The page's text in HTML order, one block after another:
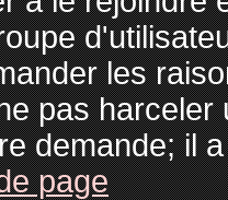
les
pas
demande; il
page